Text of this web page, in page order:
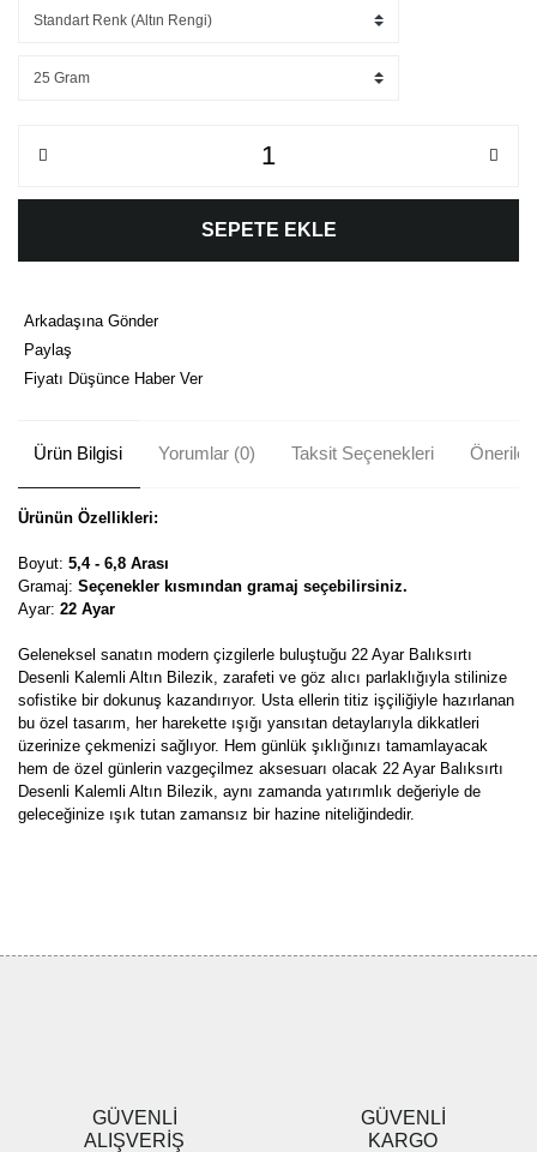
SEPETE EKLE
Arkadaşına Gönder
Paylaş
Fiyatı Düşünce Haber Ver
Ürün Bilgisi Yorumlar (0) Taksit Seçenekleri
Ürünün Özellikleri:
Boyut: 5,4 - 6,8 Arası
Gramaj: Seçenekler kısmından gramaj seçebilirsiniz.
Ayar: 22 Ayar
Geleneksel sanatın modern çizgilerle buluştuğu 22 Ayar Balıksırtı
Desenli Kalemli Altın Bilezik, zarafeti ve göz alıcı parlaklığıyla stilinize
sofistike bir dokunuş kazandırıyor. Usta ellerin titiz işçiliğiyle hazırlanan
bu özel tasarım, her harekette ışığı yansıtan detaylarıyla dikkatleri
üzerinize çekmenizi sağlıyor. Hem günlük şıklığınızı tamamlayacak
hem de özel günlerin vazgeçilmez aksesuarı olacak 22 Ayar Balıksırtı
Desenli Kalemli Altın Bilezik, aynı zamanda yatırımlık değeriyle de
geleceğinize ışık tutan zamansız bir hazine niteliğindedir.
Ürün fiyatı diğer sitelerden daha pahalı.
Bu ürüne benzer farklı alternatifler olmalı.
GÜVENLİ
ALIŞVERİŞ
GÜVENLİ
KARGO